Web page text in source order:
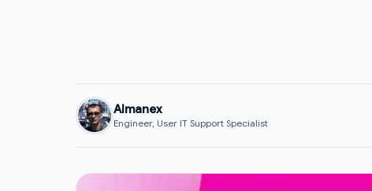
Almanex
Engineer, User IT Support Specialist